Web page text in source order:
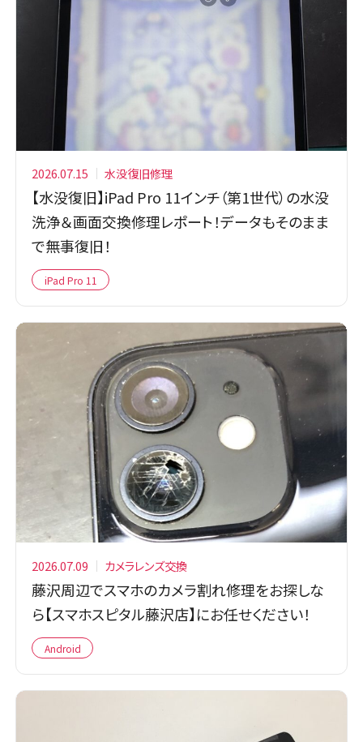
2026.07.15 水没復旧修理
【水没復旧】iPad Pro 11インチ（第1世代）の水没
洗浄＆画面交換修理レポート！データもそのまま
で無事復旧！
iPad Pro 11
2026.07.09 カメラレンズ交換
藤沢周辺でスマホのカメラ割れ修理をお探しな
ら【スマホスピタル藤沢店】にお任せください！
Android